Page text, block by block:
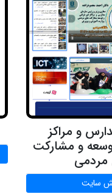
و مراکز
و مشارکت
سایت